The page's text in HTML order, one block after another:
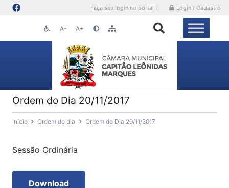
Faça seu login no portal | Login / Cadastro
A- A+
Ordem do Dia 20/11/2017
Início Ordem do dia Ordem do Dia 20/11/2017
Sessão Ordinária
Download